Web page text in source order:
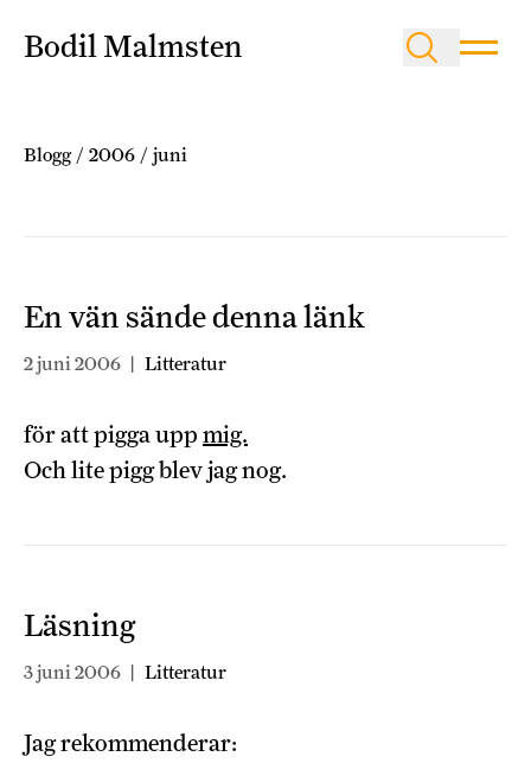
Bodil Malmsten
Blogg / 2006 / juni
En vän sände denna länk
2 juni 2006 | Litteratur
för att pigga upp mig.
Och lite pigg blev jag nog.
Läsning
3 juni 2006 | Litteratur
Jag rekommenderar: